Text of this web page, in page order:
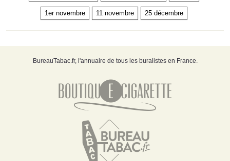
1er novembre 11 novembre 25 décembre
BureauTabac.fr, l'annuaire de tous les buralistes en France.